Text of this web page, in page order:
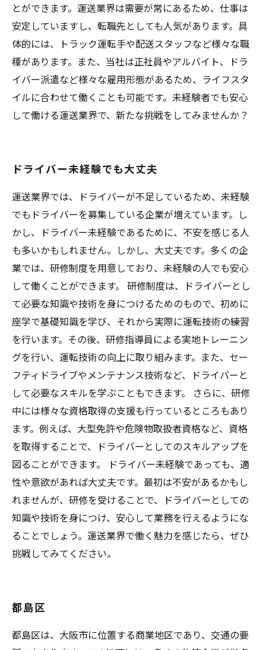
とができます。運送業界は需要が常にあるため、仕事は
安定していますし、転職先としても人気があります。具
体的には、トラック運転手や配送スタッフなど様々な職
種があります。また、当社は正社員やアルバイト、ドラ
イバー派遣など様々な雇用形態があるため、ライフスタ
イルに合わせて働くことも可能です。未経験者でも安心
して働ける運送業界で、新たな挑戦をしてみませんか？
ドライバー未経験でも大丈夫
運送業界では、ドライバーが不足しているため、未経験
でもドライバーを募集している企業が増えています。し
かし、ドライバー未経験であるために、不安を感じる人
も多いかもしれません。しかし、大丈夫です。多くの企
業では、研修制度を用意しており、未経験の人でも安心
して働くことができます。 研修制度は、ドライバーとし
て必要な知識や技術を身につけるためのもので、初めに
座学で基礎知識を学び、それから実際に運転技術の練習
を行います。その後、研修指導員による実地トレーニン
グを行い、運転技術の向上に取り組みます。また、セー
フティドライブやメンテナンス技術など、ドライバーと
して必要なスキルを学ぶこともできます。 さらに、研修
中には様々な資格取得の支援も行っているところもあり
ます。例えば、大型免許や危険物取扱者資格など、資格
を取得することで、ドライバーとしてのスキルアップを
図ることができます。 ドライバー未経験であっても、適
性や意欲があれば大丈夫です。最初は不安があるかもし
れませんが、研修を受けることで、ドライバーとしての
知識や技術を身につけ、安心して業務を行えるようにな
ることでしょう。運送業界で働く魅力を感じたら、ぜひ
挑戦してみてください。
都島区
都島区は、大阪市に位置する商業地区であり、交通の要